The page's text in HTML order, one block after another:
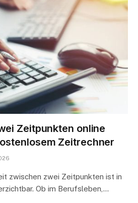
Zeitpunkten online
Zeitrechner
zwischen zwei Zeitpunkten ist in
Ob im Berufsleben,…